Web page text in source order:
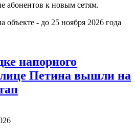
абонентов к новым сетям.
объекте - до 25 ноября 2026 года
напорного
Петина вышли на